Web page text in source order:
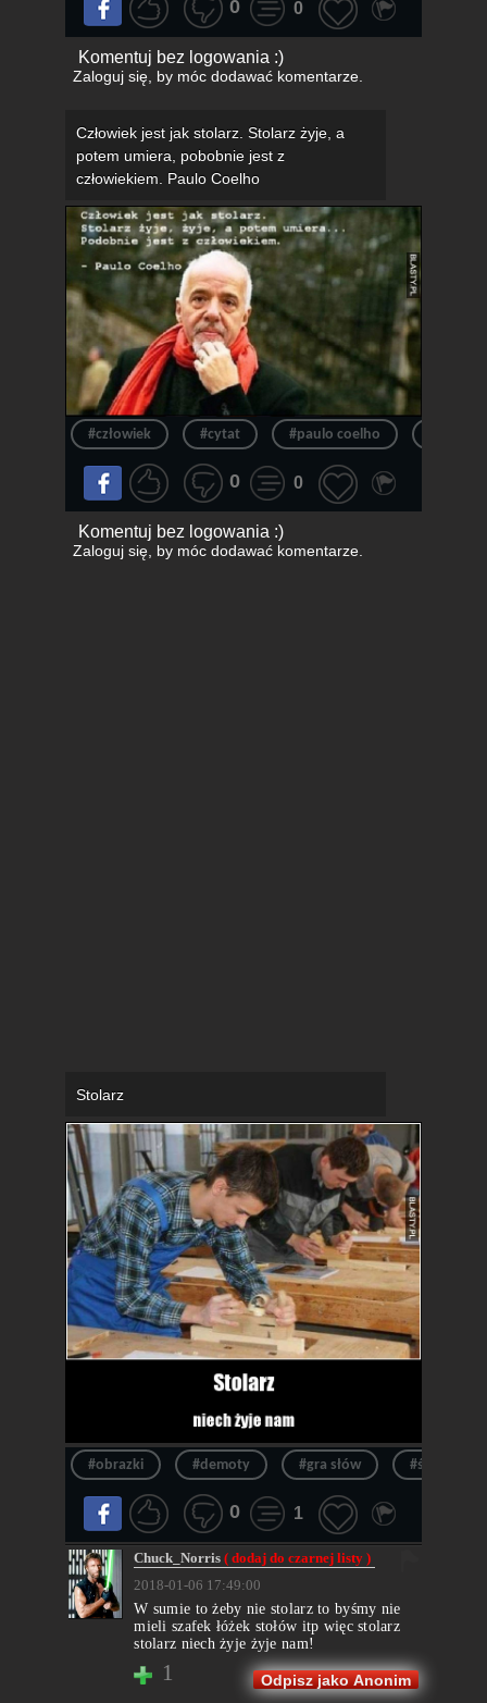
0 0
Komentuj bez logowania :)
Zaloguj się, by móc dodawać komentarze.
Człowiek jest jak stolarz. Stolarz żyje, a
potem umiera, pobobnie jest z
człowiekiem. Paulo Coelho
#człowiek #cytat #paulo coelho
0 0
Komentuj bez logowania :)
Zaloguj się, by móc dodawać komentarze.
Stolarz
#obrazki #demoty #gra słów #śmieszne
0 1
Chuck_Norris( dodaj do czarnej listy )
2018-01-06 17:49:00
W sumie to żeby nie stolarz to byśmy nie
mieli szafek łóżek stołów itp więc stolarz
stolarz niech żyje żyje nam!
1 Odpisz jako Anonim